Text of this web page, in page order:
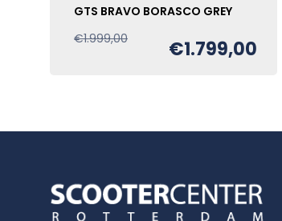
GTS BRAVO BORASCO GREY
€1.999,00
Oorspronkelijke
€1.799,00